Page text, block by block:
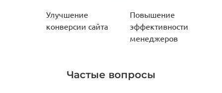
Улучшение
конверсии сайта
Повышение
эффективности
менеджеров
Частые вопросы